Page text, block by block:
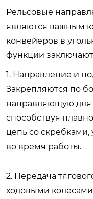
Рельсовые
являются важным
конвейеров в
функции
1. Направление и
Закрепляются по
направляющую для
способствуя
цепь со
во время работы.
2. Передача
ходовыми